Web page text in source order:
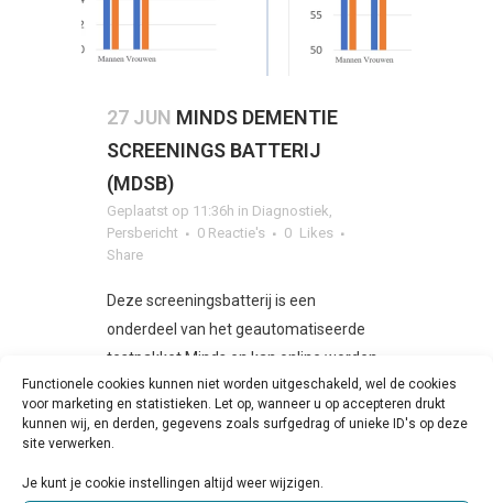
Functionele cookies kunnen niet worden uitgeschakeld, wel de cookies
voor marketing en statistieken. Let op, wanneer u op accepteren drukt
kunnen wij, en derden, gegevens zoals surfgedrag of unieke ID's op deze
site verwerken.
Je kunt je cookie instellingen altijd weer wijzigen.
27 JUN MINDS DEMENTIE
SCREENINGS BATTERIJ
(MDSB)
Geplaatst op 11:36h in Diagnostiek
Persbericht
0 Reactie's 0 Likes
Share
Deze screeningsbatterij is een
onderdeel van het geautomatiseerde
testpakket Minds en kan online worden
afgenomen (Minds Online). Met deze
batterij kan bij een persoon het aantal
cognitieve beperkingen...